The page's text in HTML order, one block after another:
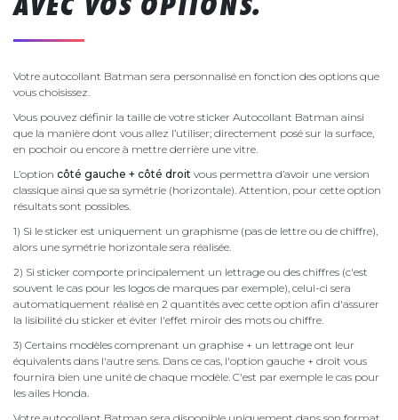
Votre autocollant Batman sera personnalisé en fonction des options que
vous choisissez.
Vous pouvez définir la taille de votre sticker Autocollant Batman ainsi
que la manière dont vous allez l’utiliser; directement posé sur la surface,
en pochoir ou encore à mettre derrière une vitre.
L’option côté gauche + côté droit vous permettra d’avoir une version
classique ainsi que sa symétrie (horizontale). Attention, pour cette option
résultats sont possibles.
1) Si le sticker est uniquement un graphisme (pas de lettre ou de chiffre),
alors une symétrie horizontale sera réalisée.
2) Si sticker comporte principalement un lettrage ou des chiffres (c'est
souvent le cas pour les logos de marques par exemple), celui-ci sera
automatiquement réalisé en 2 quantités avec cette option afin d'assurer
la lisibilité du sticker et éviter l'effet miroir des mots ou chiffre.
3) Certains modèles comprenant un graphise + un lettrage ont leur
équivalents dans l'autre sens. Dans ce cas, l'option gauche + droit vous
fournira bien une unité de chaque modèle. C'est par exemple le cas pour
les ailes Honda.